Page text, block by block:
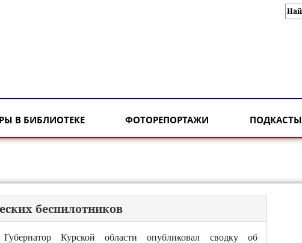
В БИБЛИОТЕКЕ ФОТОРЕПОРТАЖИ ПОДКАСТЫ
беспилотников
Губернатор Курской области опубликовал сводку об